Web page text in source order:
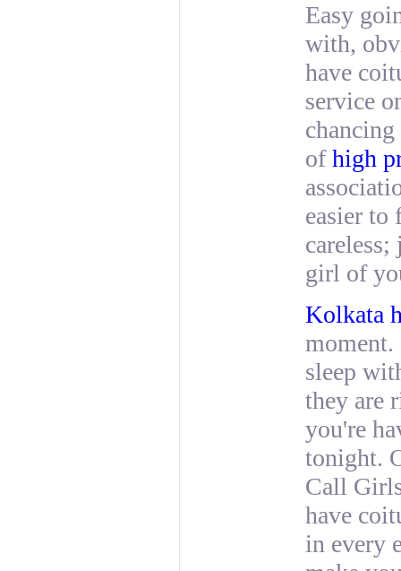
Easy
with,
have
service
ofhigh
easier to
girl of
Kolkata
moment.
sleep
they are
you're
tonight.
Call
have
in every